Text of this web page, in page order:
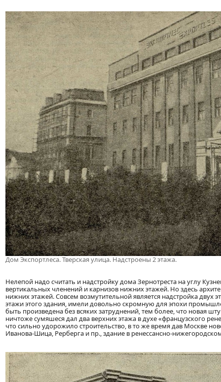
Дом Экспортлеса. Тверская улица. Надстроены 2 этажа.
Нелепой надо считать и надстройку дома Зернотреста на углу
вертикальных членений и карнизов нижних этажей. Но здесь
нижних этажей. Совсем возмутительной является надстройка
этажи этого здания, имели довольно скромную для эпохи
быть произведена без всяких затруднений, тем более, что новая
ничтоже сумяшеся дал два верхних этажа в духе «французского
что сильно удорожило строительство, в то же время дав Москве
Иванова-Шица, Рерберга и пр., здание в ренессансно-